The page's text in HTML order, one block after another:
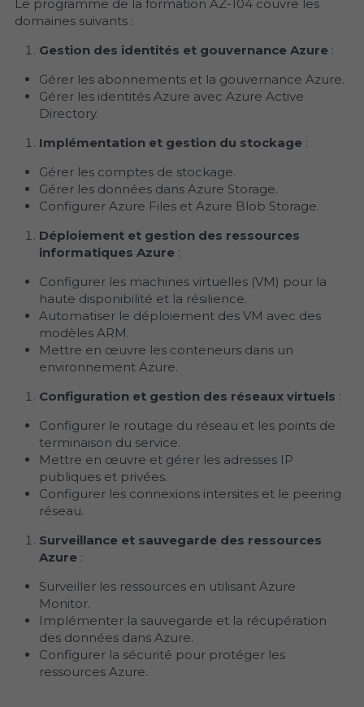
Le programme de la formation AZ-104 couvre les
domaines suivants :
Gestion des identités et gouvernance Azure :
Gérer les abonnements et la gouvernance Azure.
Gérer les identités Azure avec Azure Active
Directory.
Implémentation et gestion du stockage :
Gérer les comptes de stockage.
Gérer les données dans Azure Storage.
Configurer Azure Files et Azure Blob Storage.
Déploiement et gestion des ressources
informatiques Azure :
Configurer les machines virtuelles (VM) pour la
haute disponibilité et la résilience.
Automatiser le déploiement des VM avec des
modèles ARM.
Mettre en œuvre les conteneurs dans un
environnement Azure.
Configuration et gestion des réseaux virtuels :
Configurer le routage du réseau et les points de
terminaison du service.
Mettre en œuvre et gérer les adresses IP
publiques et privées.
Configurer les connexions intersites et le peering
réseau.
Surveillance et sauvegarde des ressources
Azure :
Surveiller les ressources en utilisant Azure
Monitor.
Implémenter la sauvegarde et la récupération
des données dans Azure.
Configurer la sécurité pour protéger les
ressources Azure.